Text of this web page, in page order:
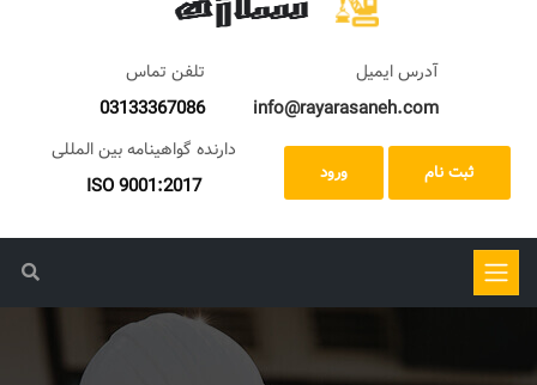
تلفن تماس
03133367086
آدرس ایمیل
info@rayarasaneh.com
دارنده گواهینامه بین المللی
ISO 9001:2017 ورود ثبت نام